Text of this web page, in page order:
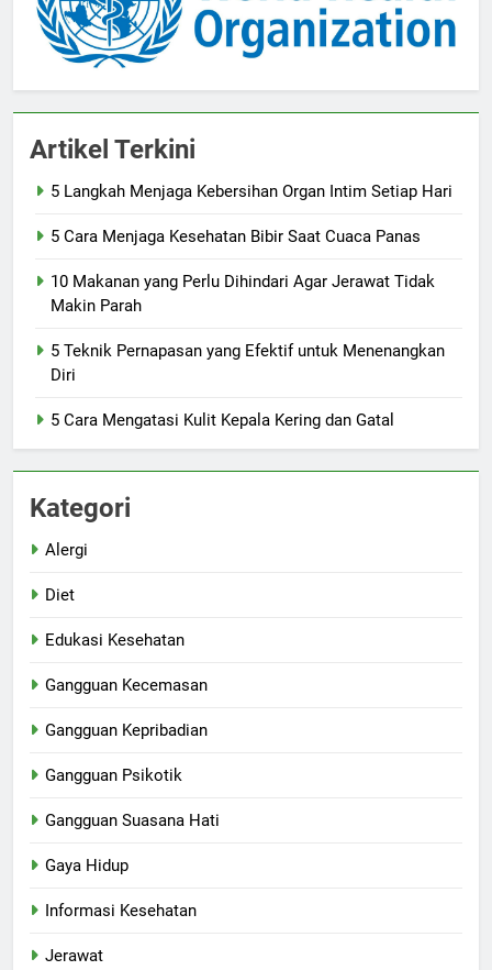
Artikel Terkini
5 Langkah Menjaga Kebersihan Organ Intim Setiap Hari
5 Cara Menjaga Kesehatan Bibir Saat Cuaca Panas
10 Makanan yang Perlu Dihindari Agar Jerawat Tidak
Makin Parah
5 Teknik Pernapasan yang Efektif untuk Menenangkan
Diri
5 Cara Mengatasi Kulit Kepala Kering dan Gatal
Kategori
Alergi
Diet
Edukasi Kesehatan
Gangguan Kecemasan
Gangguan Kepribadian
Gangguan Psikotik
Gangguan Suasana Hati
Gaya Hidup
Informasi Kesehatan
Jerawat